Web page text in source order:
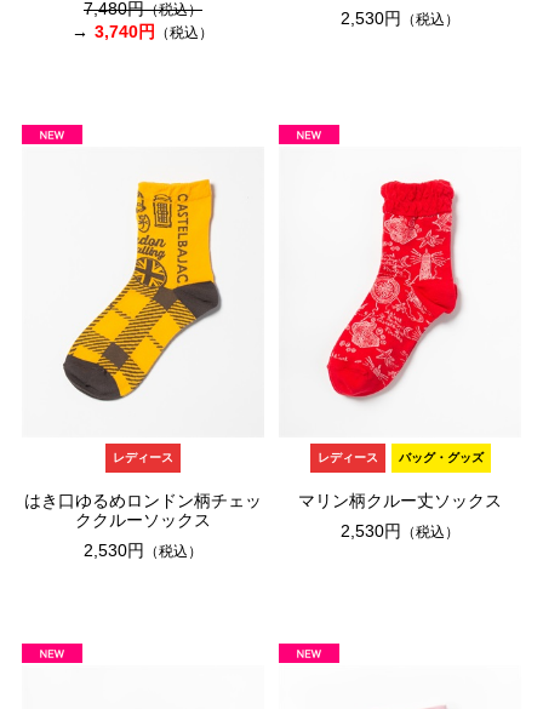
7,480円（税込）
3,740円 （税込）
2,530円 （税込）
レディース
はき口ゆるめロンドン柄チェッ
ククルーソックス
2,530円
（税込）
レディース バッグ・グッズ
マリン柄クルー丈ソックス
2,530円
（税込）